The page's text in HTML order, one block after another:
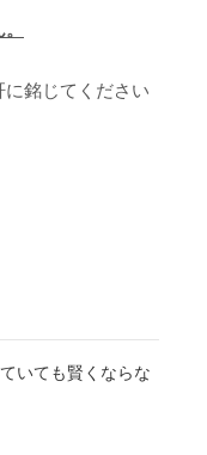
銘じてください
いても賢くならな